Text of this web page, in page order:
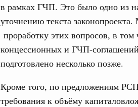
в рамках ГЧП. Это было одно из
уточнению текста
проработку этих вопросов, в
концессионных и ГЧП-
подготовлено несколько позже.
Кроме того, по предложениям
требования к объёму